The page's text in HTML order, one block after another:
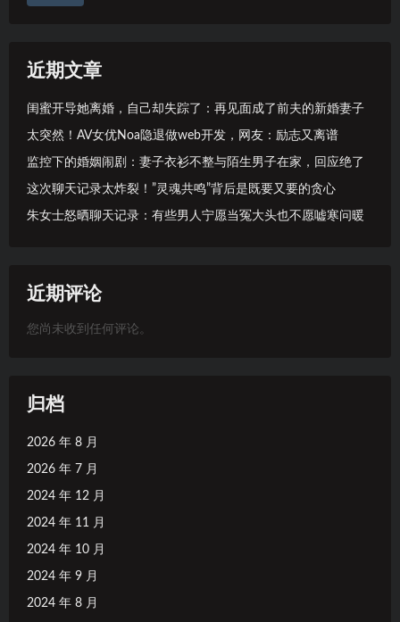
近期文章
闺蜜开导她离婚，自己却失踪了：再见面成了前夫的新婚妻子
太突然！AV女优Noa隐退做web开发，网友：励志又离谱
监控下的婚姻闹剧：妻子衣衫不整与陌生男子在家，回应绝了
这次聊天记录太炸裂！”灵魂共鸣”背后是既要又要的贪心
朱女士怒晒聊天记录：有些男人宁愿当冤大头也不愿嘘寒问暖
近期评论
您尚未收到任何评论。
归档
2026 年 8 月
2026 年 7 月
2024 年 12 月
2024 年 11 月
2024 年 10 月
2024 年 9 月
2024 年 8 月